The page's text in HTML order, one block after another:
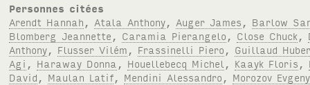
Personnes citées
Arendt Hannah
Atala Anthony Auger James
Barlow
Blomberg Jeannette
Caramia Pierangelo Close Chuck
Anthony
Flusser Vilém Frassinelli Piero
Guillaud
Agi
Haraway Donna Houellebecq Michel Kaayk Floris
David
Maulan Latif Mendini Alessandro
Morozov Evgeny